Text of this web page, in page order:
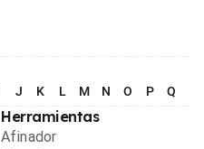
J K L M N O P Q
Herramientas
Afinador